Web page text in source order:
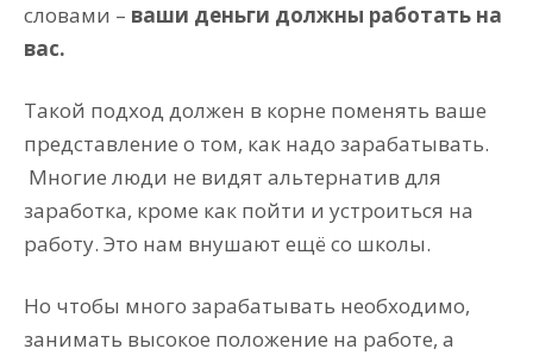
словами – ваши деньги должны работать на
вас.
Такой подход должен в корне поменять ваше
представление о том, как надо зарабатывать.
Многие люди не видят альтернатив для
заработка, кроме как пойти и устроиться на
работу. Это нам внушают ещё со школы.
Но чтобы много зарабатывать необходимо,
занимать высокое положение на работе, а